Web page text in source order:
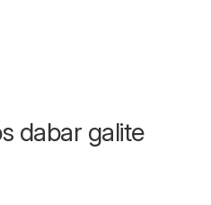
dabar galite